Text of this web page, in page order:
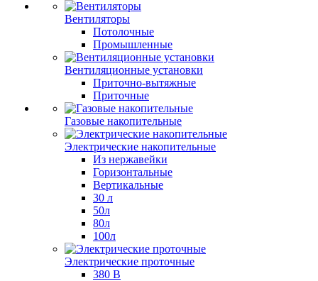
Вентиляторы
Потолочные
Промышленные
Вентиляционные установки
Приточно-вытяжные
Приточные
Газовые накопительные
Электрические накопительные
Из нержавейки
Горизонтальные
Вертикальные
30 л
50л
80л
100л
Электрические проточные
380 В